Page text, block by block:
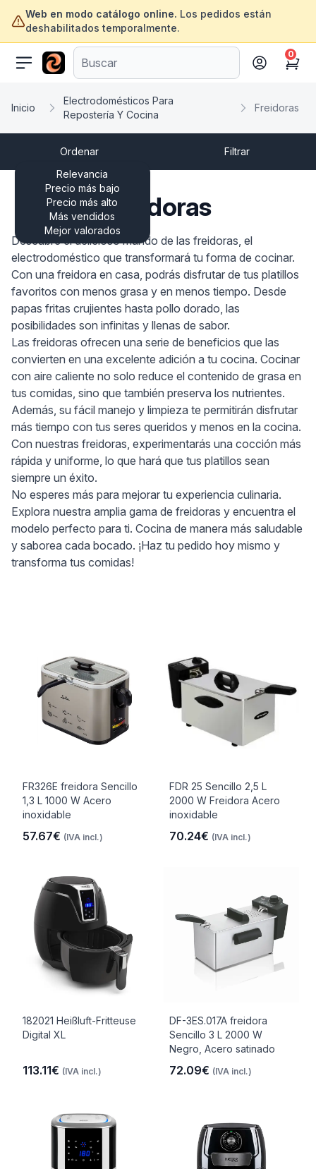
Web en modo catálogo online. Los pedidos están
deshabilitados temporalmente.
ofertasinformatica.com
Cart
0
Inicio
Electrodomésticos Para
Repostería Y Cocina
Freidoras
Ordenar
Relevancia
Precio más bajo
Precio más alto
Más vendidos
Mejor valorados
Filtrar
Freidoras
Descubre el delicioso mundo de las freidoras, el
electrodoméstico que transformará tu forma de cocinar.
Con una freidora en casa, podrás disfrutar de tus platillos
favoritos con menos grasa y en menos tiempo. Desde
papas fritas crujientes hasta pollo dorado, las
posibilidades son infinitas y llenas de sabor.
Las freidoras ofrecen una serie de beneficios que las
convierten en una excelente adición a tu cocina. Cocinar
con aire caliente no solo reduce el contenido de grasa en
tus comidas, sino que también preserva los nutrientes.
Además, su fácil manejo y limpieza te permitirán disfrutar
más tiempo con tus seres queridos y menos en la cocina.
Con nuestras freidoras, experimentarás una cocción más
rápida y uniforme, lo que hará que tus platillos sean
siempre un éxito.
No esperes más para mejorar tu experiencia culinaria.
Explora nuestra amplia gama de freidoras y encuentra el
modelo perfecto para ti. Cocina de manera más saludable
y saborea cada bocado. ¡Haz tu pedido hoy mismo y
transforma tus comidas!
FR326E freidora Sencillo
1,3 L 1000 W Acero
inoxidable
57.67€ (IVA incl.)
FDR 25 Sencillo 2,5 L
2000 W Freidora Acero
inoxidable
70.24€ (IVA incl.)
182021 Heißluft-Fritteuse
Digital XL
113.11€ (IVA incl.)
DF-3ES.017A freidora
Sencillo 3 L 2000 W
Negro, Acero satinado
72.09€ (IVA incl.)